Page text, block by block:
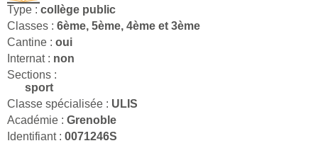
Type : collège public
Classes : 6ème, 5ème, 4ème et 3ème
Cantine : oui
Internat : non
Sections :
sport
Classe spécialisée : ULIS
Académie : Grenoble
Identifiant : 0071246S